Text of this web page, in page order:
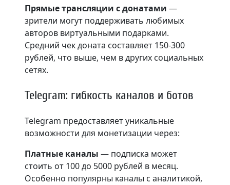
Прямые трансляции с донатами —
зрители могут поддерживать любимых
авторов виртуальными подарками.
Средний чек доната составляет 150-300
рублей, что выше, чем в других социальных
сетях.
Telegram: гибкость каналов и ботов
Telegram предоставляет уникальные
возможности для монетизации через:
Платные каналы — подписка может
стоить от 100 до 5000 рублей в месяц.
Особенно популярны каналы с аналитикой,